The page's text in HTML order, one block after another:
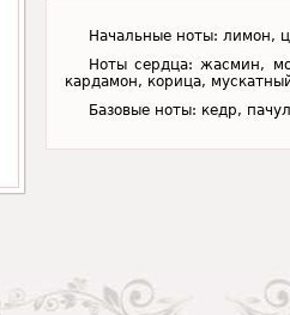
Начальные ноты: лимон,
Ноты сердца: жасмин,
кардамон, корица,
Базовые ноты: кедр,